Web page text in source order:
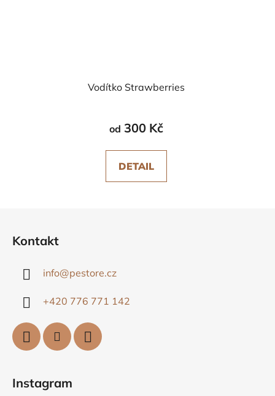
Vodítko Strawberries
od 300 Kč
DETAIL
Kontakt
info@pestore.cz
+420 776 771 142
Instagram